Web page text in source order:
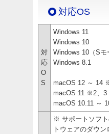
対応OS
対
応
O
S
Windows 11
Windows 10
Windows 10（S
Windows 8.1
macOS 12 ～ 14
macOS 11 ※2、3
macOS 10.11 ～
※ サポートソフ
トウェアのダウン